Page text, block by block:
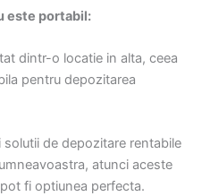
este portabil:
dintr-o locatie in alta, ceea
pentru depozitarea
de depozitare rentabile
atunci aceste
fi optiunea perfecta.